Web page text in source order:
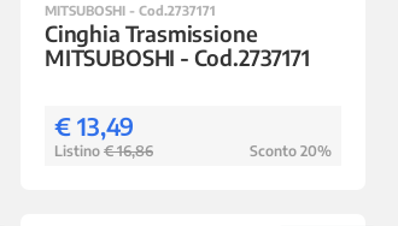
MITSUBOSHI - Cod.2737171
Cinghia Trasmissione
MITSUBOSHI - Cod.2737171
€ 13,49
Listino € 16,86 Sconto 20%